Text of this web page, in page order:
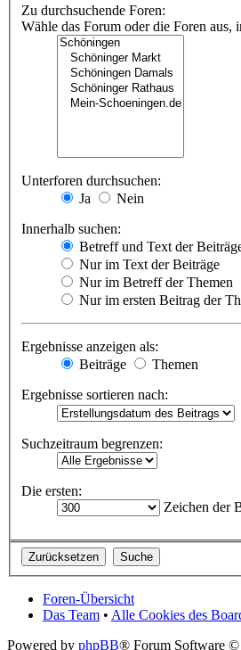
Zu durchsuchende Foren:
Wähle das Forum oder die Foren
Unterforen durchsuchen:
Ja
Nein
Innerhalb suchen:
Betreff und Text der
Nur im Text der Beiträge
Nur im Betreff der Themen
Nur im ersten Beitrag der
Ergebnisse anzeigen als:
Beiträge
Themen
Ergebnisse sortieren nach:
Suchzeitraum begrenzen:
Die ersten:
Zeichen der
Foren-Übersicht
Das Team • Alle Cookies des
Powered by phpBB® Forum Software